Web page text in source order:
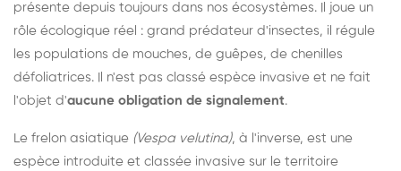
présente depuis toujours dans nos écosystèmes. Il joue un
rôle écologique réel : grand prédateur d'insectes, il régule
les populations de mouches, de guêpes, de chenilles
défoliatrices. Il n'est pas classé espèce invasive et ne fait
l'objet d'aucune obligation de signalement.
Le frelon asiatique (Vespa velutina), à l'inverse, est une
espèce introduite et classée invasive sur le territoire